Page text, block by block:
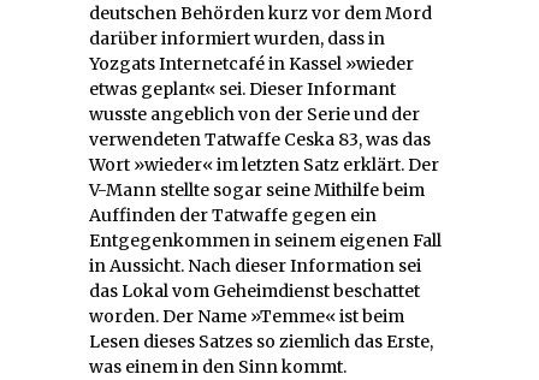
deutschen Behörden kurz vor dem Mord
darüber informiert wurden, dass in
Yozgats Internetcafé in Kassel »wieder
etwas geplant« sei. Dieser Informant
wusste angeblich von der Serie und der
verwendeten Tatwaffe Ceska 83, was das
Wort »wieder« im letzten Satz erklärt. Der
V-Mann stellte sogar seine Mithilfe beim
Auffinden der Tatwaffe gegen ein
Entgegenkommen in seinem eigenen Fall
in Aussicht. Nach dieser Information sei
das Lokal vom Geheimdienst beschattet
worden. Der Name »Temme« ist beim
Lesen dieses Satzes so ziemlich das Erste,
was einem in den Sinn kommt.